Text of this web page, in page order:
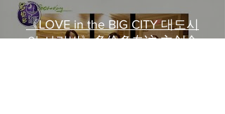
《LOVE in the BIG CITY 대도시
의 사랑법》多伦多专访 主创金